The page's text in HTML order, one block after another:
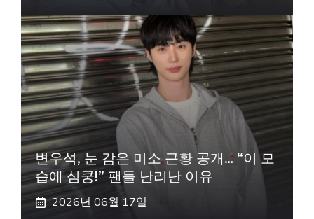
변우석, 눈 감은 미소 근황 공개… “이 모
습에 심쿵!” 팬들 난리난 이유
2026년 06월 17일